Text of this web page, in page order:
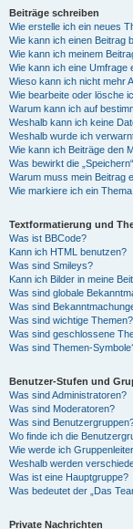
Beiträge schreiben
Wie erstelle ich ein neues
Wie kann ich einen Beitrag
Wie kann ich meinem
Wie kann ich eine Umfrage
Wieso kann ich nicht mehr
Wie bearbeite oder lösche
Warum kann ich auf
Weshalb kann ich keine
Weshalb wurde ich
Wie kann ich Beiträge den
Was bewirkt die
Warum muss mein Beitrag
Wie markiere ich ein
Textformatierung und
Was ist BBCode?
Kann ich HTML benutzen?
Was sind Smileys?
Kann ich Bilder in meine
Was sind globale
Was sind
Was sind wichtige Themen?
Was sind geschlossene
Was sind Themen-
Benutzer-Stufen und
Was sind Administratoren?
Was sind Moderatoren?
Was sind
Wo finde ich die
Wie werde ich
Weshalb werden
Was ist eine Hauptgruppe?
Was bedeutet der „Das
Private Nachrichten